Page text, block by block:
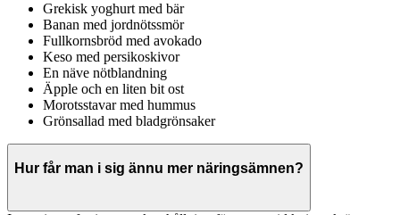
Grekisk yoghurt med bär
Banan med jordnötssmör
Fullkornsbröd med avokado
Keso med persikoskivor
En näve nötblandning
Äpple och en liten bit ost
Morotsstavar med hummus
Grönsallad med bladgrönsaker
Hur får man i sig ännu mer näringsämnen?